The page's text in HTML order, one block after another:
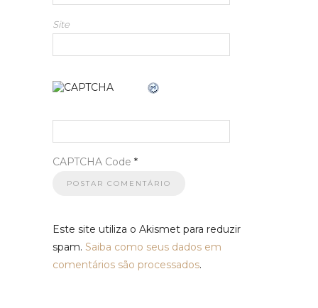
Site
CAPTCHA Code *
Este site utiliza o Akismet para reduzir
spam. Saiba como seus dados em
comentários são processados.